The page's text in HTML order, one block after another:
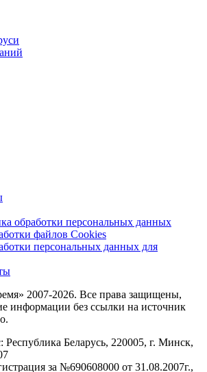
обработки персональных данных
файлов Cookies
персональных данных для
2007-2026. Все права защищены,
информации без ссылки на источник
Беларусь, 220005, г. Минск,
за №690608000 от 31.08.2007г.,